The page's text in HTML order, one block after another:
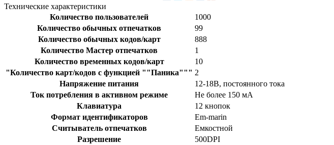
Технические характеристики
Количество пользователей
1000
Количество обычных отпечатков
99
Количество обычных кодов/карт
888
Количество Мастер отпечатков
1
Количество временных кодов/карт
10
"Количество карт/кодов с функцией ""Паника""" 2
Напряжение питания
12-18В, постоянного тока
Ток потребления в активном режиме
Не более 150 мА
Клавиатура
12 кнопок
Формат идентификаторов
Em-marin
Считыватель отпечатков
Емкостной
Разрешение
500DPI